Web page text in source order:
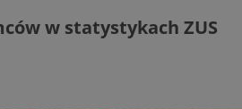
w statystykach ZUS